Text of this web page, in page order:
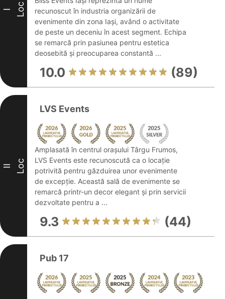
I Loc
recunoscut în industria organizării de
evenimente din zona Iași, având o activitate
de peste un deceniu în acest segment. Echipa
se remarcă prin pasiunea pentru estetica
deosebită și preocuparea constantă ...
10.0 (89)
II Loc
LVS Events
Amplasată în centrul orașului Târgu Frumos,
LVS Events este recunoscută ca o locație
potrivită pentru găzduirea unor evenimente
de excepție. Această sală de evenimente se
remarcă printr-un decor elegant și prin servicii
dezvoltate pentru a ...
9.3 (44)
Pub 17